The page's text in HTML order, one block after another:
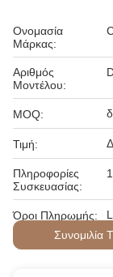
Ονομασία
Μάρκας:
Αριθμός
Μοντέλου:
MOQ:
Τιμή:
Πληροφορίες
Συσκευασίας:
Όροι Πληρωμής:
Συνομιλία